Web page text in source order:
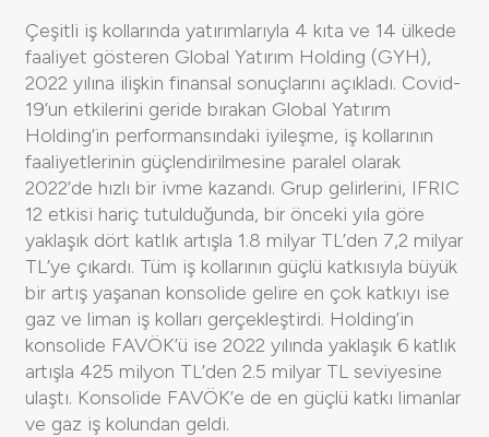
Çeşitli iş kollarında yatırımlarıyla 4 kıta ve 14 ülkede
faaliyet gösteren Global Yatırım Holding (GYH),
2022 yılına ilişkin finansal sonuçlarını açıkladı. Covid-
19’un etkilerini geride bırakan Global Yatırım
Holding’in performansındaki iyileşme, iş kollarının
faaliyetlerinin güçlendirilmesine paralel olarak
2022’de hızlı bir ivme kazandı. Grup gelirlerini, IFRIC
12 etkisi hariç tutulduğunda, bir önceki yıla göre
yaklaşık dört katlık artışla 1.8 milyar TL’den 7,2 milyar
TL’ye çıkardı. Tüm iş kollarının güçlü katkısıyla büyük
bir artış yaşanan konsolide gelire en çok katkıyı ise
gaz ve liman iş kolları gerçekleştirdi. Holding’in
konsolide FAVÖK’ü ise 2022 yılında yaklaşık 6 katlık
artışla 425 milyon TL’den 2.5 milyar TL seviyesine
ulaştı. Konsolide FAVÖK’e de en güçlü katkı limanlar
ve gaz iş kolundan geldi.